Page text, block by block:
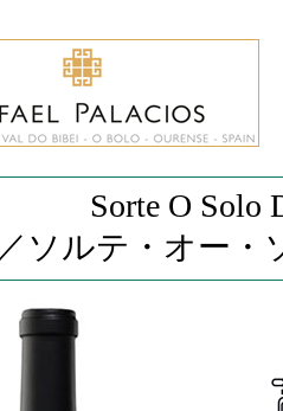
Sorte O Solo
／ソルテ・オー